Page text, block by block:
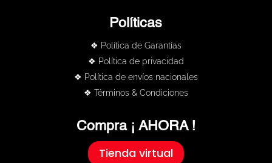
Políticas
❖ Política de Garantías
❖ Política de privacidad
❖ Política de envíos nacionales
❖ Términos & Condiciones
Compra ¡ AHORA !
Tienda virtual